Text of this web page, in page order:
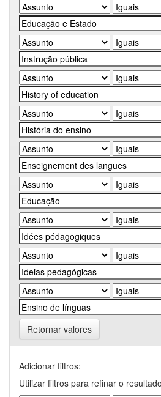
Retornar valores
Adicionar filtros:
Utilizar filtros para refinar o